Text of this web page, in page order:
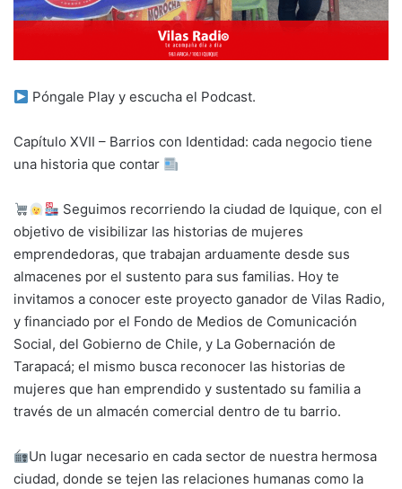
Póngale Play y escucha el Podcast.
Capítulo XVII – Barrios con Identidad: cada negocio tiene
una historia que contar
Seguimos recorriendo la ciudad de Iquique, con el
objetivo de visibilizar las historias de mujeres
emprendedoras, que trabajan arduamente desde sus
almacenes por el sustento para sus familias. Hoy te
invitamos a conocer este proyecto ganador de Vilas Radio,
y financiado por el Fondo de Medios de Comunicación
Social, del Gobierno de Chile, y La Gobernación de
Tarapacá; el mismo busca reconocer las historias de
mujeres que han emprendido y sustentado su familia a
través de un almacén comercial dentro de tu barrio.
Un lugar necesario en cada sector de nuestra hermosa
ciudad, donde se tejen las relaciones humanas como la